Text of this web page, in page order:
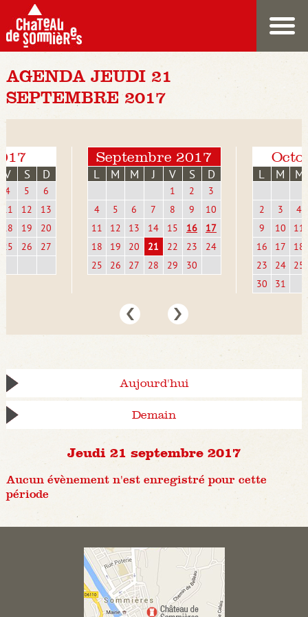
AGENDA JEUDI 21
SEPTEMBRE 2017
V S D
4 5
6
11
12
13
18
19
20
25
26 27
Septembre 2017
L M M J V S D
1 2
3
4
5 6 7 8 9
10
11
12 13 14 15 16
17
18
19 20 21 22 23
24
25
26 27 28 29 30
L M M
2 3
4
9
10
11
16
17
18
23
24
25
30
31
Aujourd'hui
Demain
Jeudi 21 septembre 2017
Aucun évènement n'est enregistré pour cette
période